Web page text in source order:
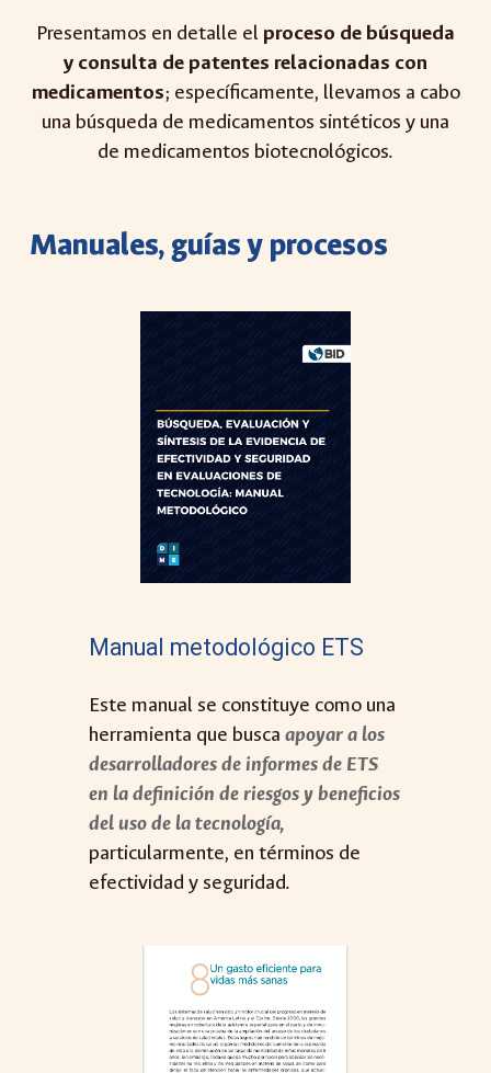
Presentamos en detalle el proceso de búsqueda
y consulta de patentes relacionadas con
medicamentos; específicamente, llevamos a cabo
una búsqueda de medicamentos sintéticos y una
de medicamentos biotecnológicos.
Manuales,guías y procesos
Manual metodológico ETS
Este manual se constituye como una
herramienta que buscaapoyar a los
desarrolladores de informes de ETS
en la definición de riesgos y beneficios
del uso de la tecnología,
particularmente, en términos de
efectividad y seguridad.